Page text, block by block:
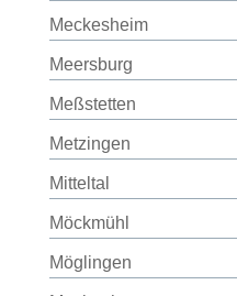
Meckesheim
Meersburg
Meßstetten
Metzingen
Mitteltal
Möckmühl
Möglingen